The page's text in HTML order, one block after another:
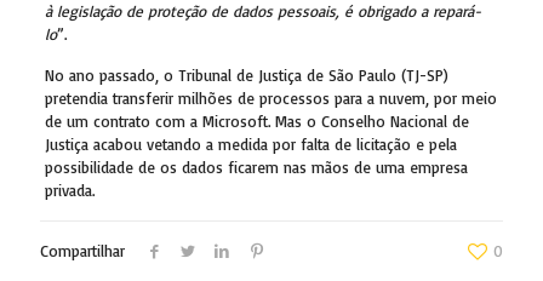
à legislação de proteção de dados pessoais, é obrigado a repará-
lo”.
No ano passado, o Tribunal de Justiça de São Paulo (TJ-SP)
pretendia transferir milhões de processos para a nuvem, por meio
de um contrato com a Microsoft. Mas o Conselho Nacional de
Justiça acabou vetando a medida por falta de licitação e pela
possibilidade de os dados ficarem nas mãos de uma empresa
privada.
Compartilhar 0